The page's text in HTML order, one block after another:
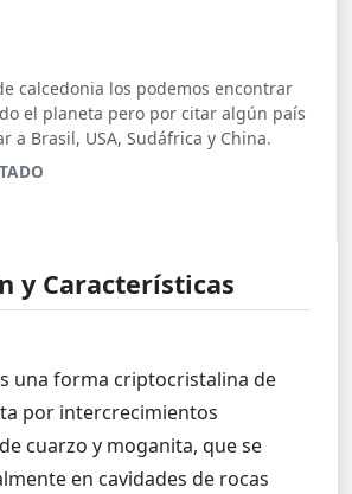
calcedonia los podemos encontrar
el planeta pero por citar algún país
a Brasil, USA, Sudáfrica y China.
y Características
una forma criptocristalina de
por intercrecimientos
cuarzo y moganita, que se
en cavidades de rocas